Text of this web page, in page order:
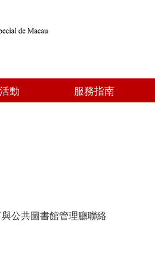
動 服務指南
公共圖書館管理廳聯絡